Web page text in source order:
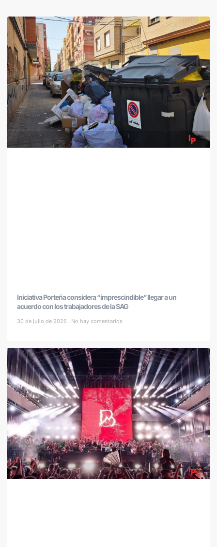
Iniciativa Porteña considera “imprescindible” llegar a un
acuerdo con los trabajadores de la SAG
30 de julio de 2026 No hay comentarios